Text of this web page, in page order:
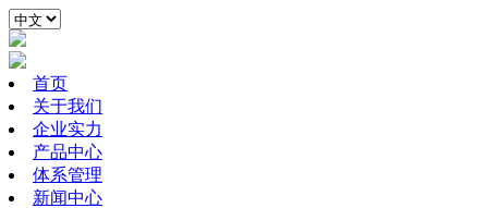
首页
关于我们
企业实力
产品中心
体系管理
新闻中心